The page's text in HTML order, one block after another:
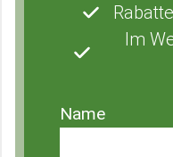
Im
Name